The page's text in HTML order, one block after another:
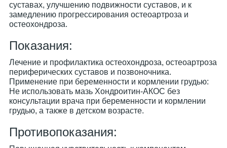
суставах, улучшению подвижности суставов, и к
замедлению прогрессирования остеоартроза и
остеохондроза.
Показания:
Лечение и профилактика остеохондроза, остеоартроза
периферических суставов и позвоночника.
Применение при беременности и кормлении грудью:
Не использовать мазь Хондроитин-АКОС без
консультации врача при беременности и кормлении
грудью, а также в детском возрасте.
Противопоказания: